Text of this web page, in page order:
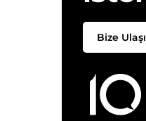
Bize